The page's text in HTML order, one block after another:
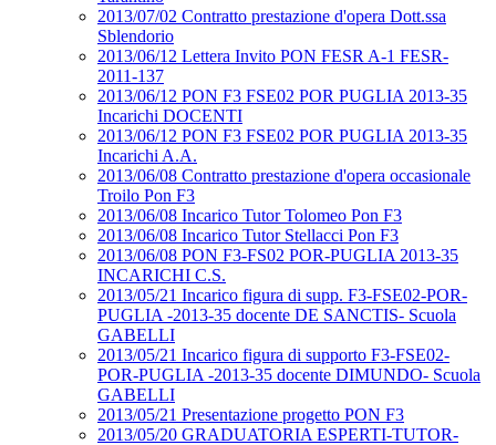
2013/07/02 Contratto prestazione d'opera Dott.ssa
Sblendorio
2013/06/12 Lettera Invito PON FESR A-1 FESR-
2011-137
2013/06/12 PON F3 FSE02 POR PUGLIA 2013-35
Incarichi DOCENTI
2013/06/12 PON F3 FSE02 POR PUGLIA 2013-35
Incarichi A.A.
2013/06/08 Contratto prestazione d'opera occasionale
Troilo Pon F3
2013/06/08 Incarico Tutor Tolomeo Pon F3
2013/06/08 Incarico Tutor Stellacci Pon F3
2013/06/08 PON F3-FS02 POR-PUGLIA 2013-35
INCARICHI C.S.
2013/05/21 Incarico figura di supp. F3-FSE02-POR-
PUGLIA -2013-35 docente DE SANCTIS- Scuola
GABELLI
2013/05/21 Incarico figura di supporto F3-FSE02-
POR-PUGLIA -2013-35 docente DIMUNDO- Scuola
GABELLI
2013/05/21 Presentazione progetto PON F3
2013/05/20 GRADUATORIA ESPERTI-TUTOR-